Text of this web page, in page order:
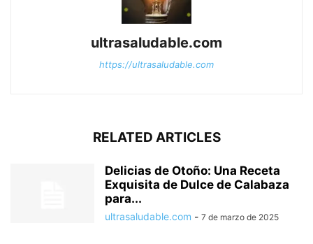
ultrasaludable.com
https://ultrasaludable.com
RELATED ARTICLES
Delicias de Otoño: Una Receta
Exquisita de Dulce de Calabaza
para...
ultrasaludable.com - 7 de marzo de 2025